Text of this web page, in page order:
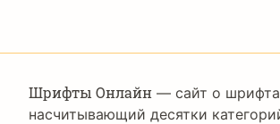
Шрифты Онлайн — сайт о
насчитывающий десятки